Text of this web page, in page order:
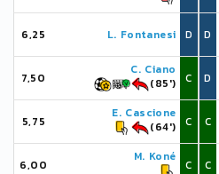
6,25 L. Fontanesi D
7,50
C. Ciano
(85')
C
5,75
E. Cascione
(64')
C
6,00
M. Koné
C
D
D
C
C